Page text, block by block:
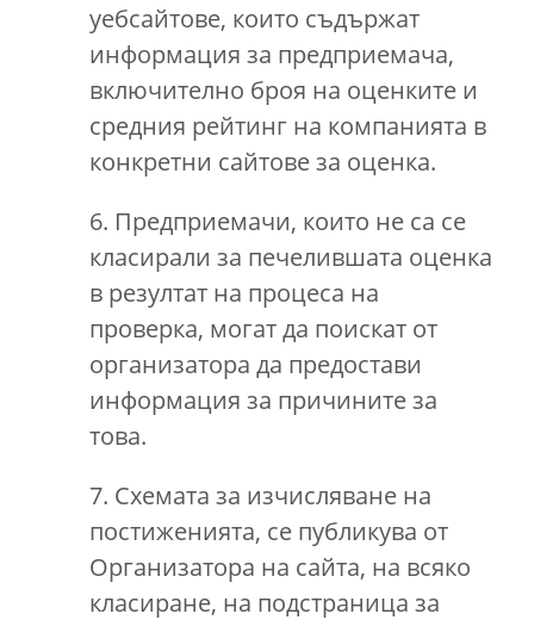
уебсайтове, които съдържат
информация за предприемача,
включително броя на оценките и
средния рейтинг на компанията в
конкретни сайтове за оценка.
6. Предприемачи, които не са се
класирали за печелившата оценка
в резултат на процеса на
проверка, могат да поискат от
организатора да предостави
информация за причините за
това.
7. Схемата за изчисляване на
постиженията, се публикува от
Организатора на сайта, на всяко
класиране, на подстраница за